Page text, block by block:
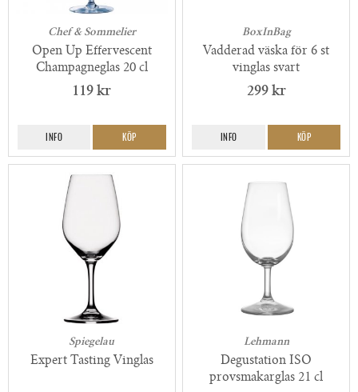
Chef & Sommelier
Open Up Effervescent
Champagneglas 20 cl
119 kr
INFO KÖP
BoxInBag
Vadderad väska för 6 st
vinglas svart
299 kr
INFO KÖP
Spiegelau
Expert Tasting Vinglas
Lehmann
Degustation ISO
provsmakarglas 21 cl